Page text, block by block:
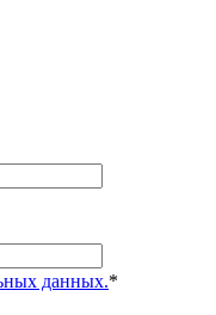
данных.*